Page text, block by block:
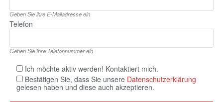
Geben Sie ihre E‑Mailadresse ein
Telefon
Geben Sie Ihre Telefonnummer ein
Ich möchte aktiv werden! Kontaktiert mich.
Bestätigen Sie, dass Sie unsere Datenschutzerklärung
gelesen haben und diese auch akzeptieren.